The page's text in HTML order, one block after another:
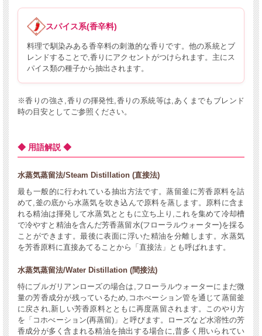
スパイス系(香辛料)
料理で馴染みある香辛料の刺激的な香りです。他の系統とブ
レンドすることで,香りにアクセントがつけられます。主にス
パイス類の種子から抽出されます。
※香りの強さ,香りの揮発性,香りの系統等は,あくまでもブレンド
時の目安としてご参照ください。
◆ 用語解説 ◆
水蒸気蒸留法/Steam Distillation (直接法)
最も一般的に行われている抽出方法です。蒸留釜に芳香原料を詰
めて,釜の底から水蒸気を吹き込んで原料を蒸します。原料に含ま
れる精油は揮発して水蒸気とともに立ち上り,これを集めて冷却槽
で冷やすと精油を含んだ芳香蒸留水(フローラルウォーター)を採る
ことができます。最後に表面に浮いた精油を分離します。水蒸気
を芳香原料に直接あてることから「直接法」とも呼ばれます。
水蒸気蒸留法/Water Distillation (間接法)
特にブルガリアンローズの場合は,フローラルウォーターにまだ微
量の芳香成分が残っているため,コホべーション管を通じて蒸留釜
に戻され,新しい芳香原料とともに再度蒸留されます。このやり方
を「コホべーション(再蒸留)」と呼びます。ローズなど水溶性の芳
香成分が多く含まれる精油を抽出する場合に,昔多く用いられてい